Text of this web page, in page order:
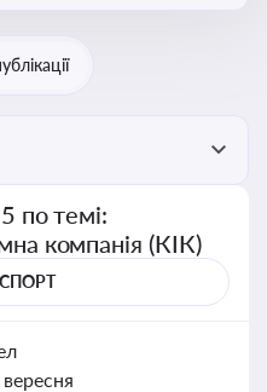
і витрат
по темі:
компанія (КІК)
вересня